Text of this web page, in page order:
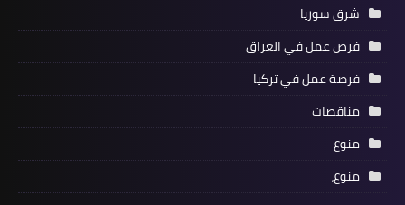
شرق سوريا
فرص عمل في العراق
فرصة عمل في تركيا
مناقصات
منوع
منوع،